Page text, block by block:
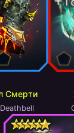
Смерти